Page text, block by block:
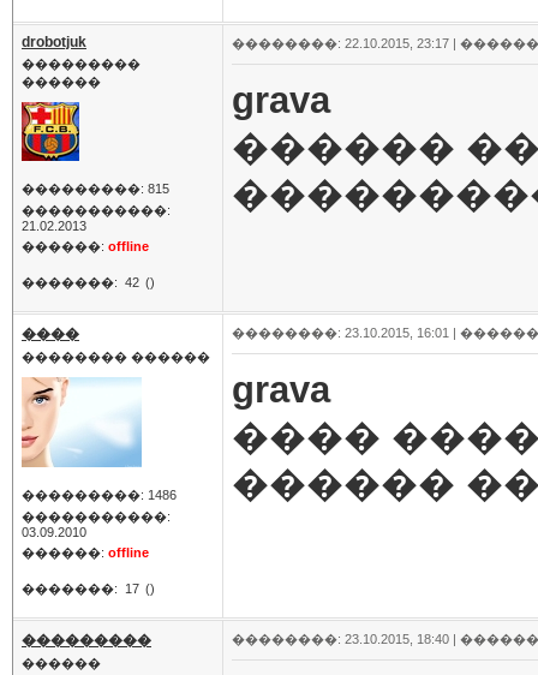
drobotjuk
���������
������
���������: 815
�����������:
21.02.2013
������: offline
�������: 42 ()
��������: 22.10.2015, 23:17 |
grava
������
����
�������� ������
���������: 1486
�����������:
03.09.2010
������: offline
�������: 17 ()
��������: 23.10.2015, 16:01 |
grava
����
������
���������
������
��������: 23.10.2015, 18:40 |